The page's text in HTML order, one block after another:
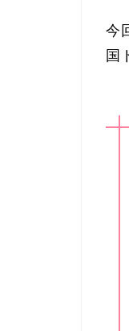
今
国